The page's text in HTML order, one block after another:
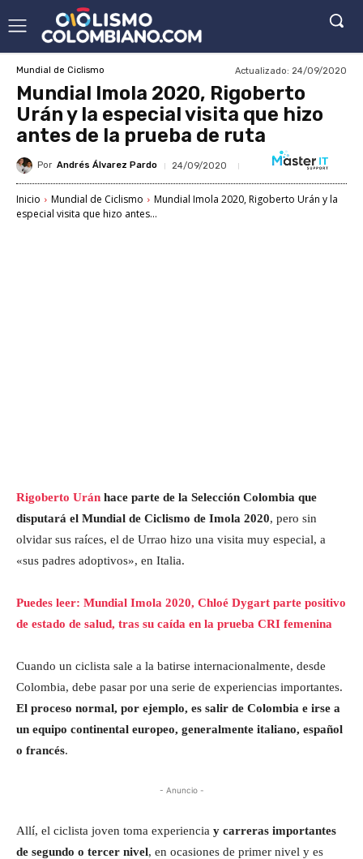
Mundial de Ciclismo Actualizado: 24/09/2020
Mundial Imola 2020, Rigoberto
Urán y la especial visita que hizo
antes de la prueba de ruta
Por Andrés Álvarez Pardo 24/09/2020
Inicio Mundial de Ciclismo
Mundial Imola 2020, Rigoberto Urán y la
especial visita que hizo antes...
Rigoberto Urán hace parte de la Selección Colombia que
disputará el Mundial de Ciclismo de Imola 2020, pero sin
olvidar sus raíces, el de Urrao hizo una visita muy especial, a
«sus padres adoptivos», en Italia.
Puedes leer: Mundial Imola 2020, Chloé Dygart parte positivo
de estado de salud, tras su caída en la prueba CRI femenina
Cuando un ciclista sale a la batirse internacionalmente, desde
Colombia, debe pasar por una serie de experiencias importantes.
El proceso normal, por ejemplo, es salir de Colombia e irse a
un equipo continental europeo, generalmente italiano, español
o francés.
- Anuncio -
Allí, el ciclista joven toma experiencia y carreras importantes
de segundo o tercer nivel, en ocasiones de primer nivel y es